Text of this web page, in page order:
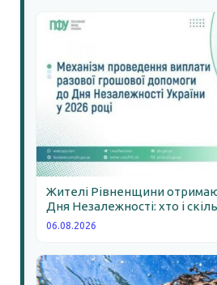
Жителі Рівненщини
Дня Незалежності: хто і
06.08.2026